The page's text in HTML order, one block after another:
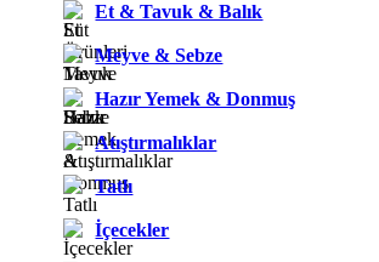
Et & Tavuk & Balık
Meyve & Sebze
Hazır Yemek & Donmuş
Atıştırmalıklar
Tatlı
İçecekler